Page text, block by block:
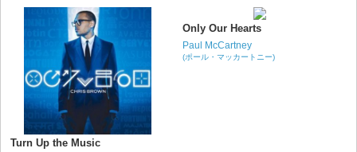
Turn Up the Music
Only Our Hearts
Paul McCartney
(ポール・マッカートニー)